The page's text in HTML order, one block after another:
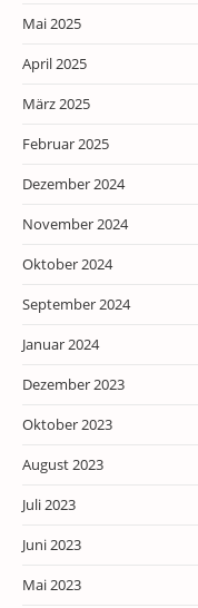
Mai 2025
April 2025
März 2025
Februar 2025
Dezember 2024
November 2024
Oktober 2024
September 2024
Januar 2024
Dezember 2023
Oktober 2023
August 2023
Juli 2023
Juni 2023
Mai 2023